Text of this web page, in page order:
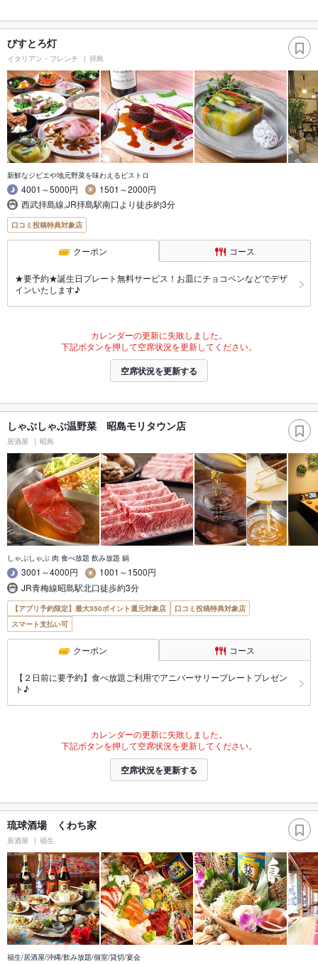
びすとろ灯
イタリアン・フレンチ 拝島
新鮮なジビエや地元野菜を味わえるビストロ
4001～5000円
1501～2000円
西武拝島線,JR拝島駅南口より徒歩約3分
口コミ投稿特典対象店
クーポン コース
★要予約★誕生日プレート無料サービス！お皿にチョコペンなどでデザ
インいたします♪
カレンダーの更新に失敗しました。
下記ボタンを押して空席状況を更新してください。
空席状況を更新する
しゃぶしゃぶ温野菜 昭島モリタウン店
居酒屋 昭島
しゃぶしゃぶ 肉 食べ放題 飲み放題 鍋
3001～4000円
1001～1500円
JR青梅線昭島駅北口徒歩約3分
【アプリ予約限定】最大350ポイント還元対象店
口コミ投稿特典対象店
スマート支払い可
クーポン コース
【２日前に要予約】食べ放題ご利用でアニバーサリープレートプレゼン
ト♪
カレンダーの更新に失敗しました。
下記ボタンを押して空席状況を更新してください。
空席状況を更新する
琉球酒場 くわち家
居酒屋 福生
福生/居酒屋/沖縄/飲み放題/個室/貸切/宴会